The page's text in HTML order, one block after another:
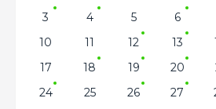
3
4 5 6
10
11 12 13
17
18 19 20
24
25 26 27